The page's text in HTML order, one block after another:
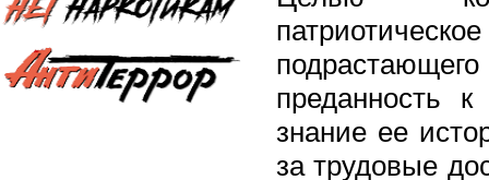
преданность
знание ее
за трудовые